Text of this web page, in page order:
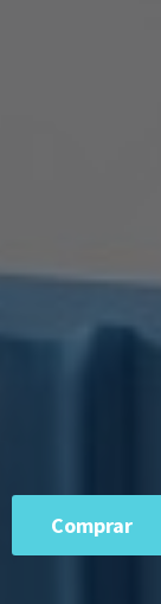
Comprar